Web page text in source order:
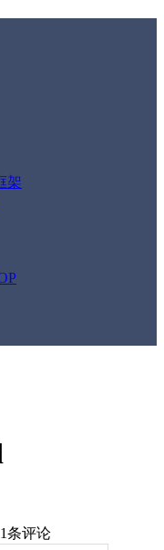
架
1条评论